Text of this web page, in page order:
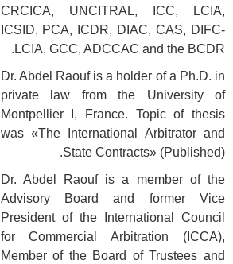
CRCICA, UNCITRAL, ICC, LCIA,
ICSID, PCA, ICDR, DIAC, CAS, DIFC-
LCIA, GCC, ADCCAC and the BCDR.
Dr. Abdel Raouf is a holder of a Ph.D. in
private law from the University of
Montpellier I, France. Topic of thesis
was «The International Arbitrator and
State Contracts» (Published).
Dr. Abdel Raouf is a member of the
Advisory Board and former Vice
President of the International Council
for Commercial Arbitration (ICCA),
Member of the Board of Trustees and